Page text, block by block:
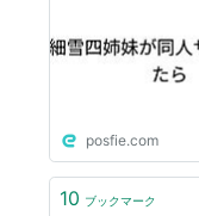
http://
posfie.com
10 ブックマーク